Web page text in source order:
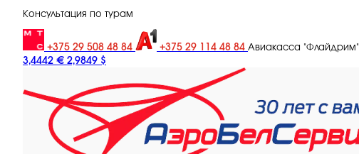
Консультация по турам
+375 29 508 48 84 +375 29 114 48 84 Авиакасса "Флайдрим"
3,4442 € 2,9849 $